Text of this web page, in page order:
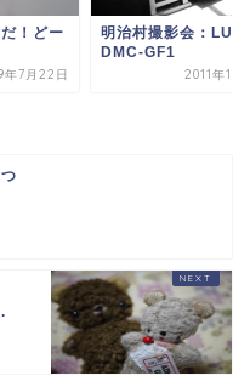
！どー
年7月22日
明治村撮影会：
DMC-GF1
2011年10